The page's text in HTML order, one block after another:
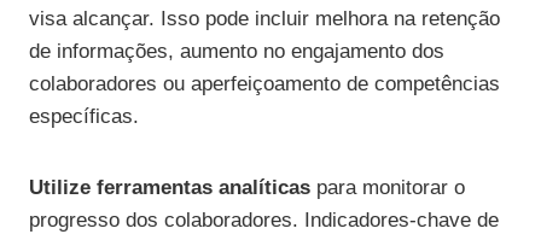
visa alcançar. Isso pode incluir melhora na retenção
de informações, aumento no engajamento dos
colaboradores ou aperfeiçoamento de competências
específicas.
Utilize ferramentas analíticas para monitorar o
progresso dos colaboradores. Indicadores-chave de